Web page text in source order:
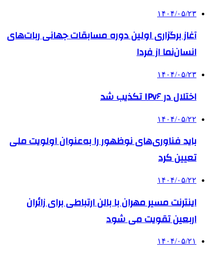
۱۴۰۴/۰۵/۲۳
آغاز برگزاری اولین دوره مسابقات جهانی ربات‌های
انسان‌نما از فردا
۱۴۰۴/۰۵/۲۳
اختلال در IPv۶ تکذیب شد
۱۴۰۴/۰۵/۲۲
باید فناوری‌های نوظهور را به‌عنوان اولویت ملی
تعیین کرد
۱۴۰۴/۰۵/۲۲
اینترنت مسیر مهران با بالن ارتباطی برای زائران
اربعین تقویت می شود
۱۴۰۴/۰۵/۲۱